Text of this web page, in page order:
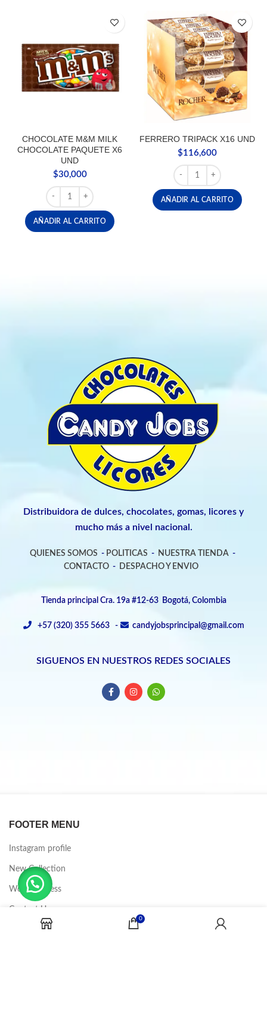
CHOCOLATE M&M MILK
CHOCOLATE PAQUETE X6
UND
$30,000
CHOCOLATE M&M MILK CHOCOLATE PAQUETE X6
AÑADIR AL CARRITO
FERRERO TRIPACK X16 UND
$116,600
FERRERO TRIPACK
AÑADIR AL CARRITO
Distribuidora de dulces, chocolates, gomas, licores y
mucho más a nivel nacional.
QUIENES SOMOS - POLITICAS - NUESTRA TIENDA -
CONTACTO- DESPACHO Y ENVIO
Tienda principal Cra. 19a #12-63 Bogotá, Colombia
+57 (320) 355 5663 - candyjobsprincipal@gmail.com
SIGUENOS EN NUESTROS REDES SOCIALES
FOOTER MENU
Instagram profile
New Collection
Woman Dress
Contact Us
Latest News
0